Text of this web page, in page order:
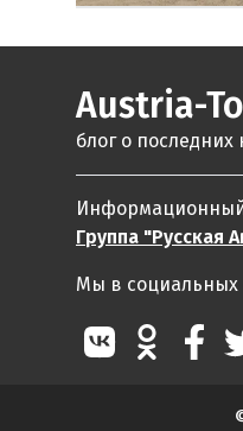
Austria-
блог о последних
Группа "Русская
Мы в социальных